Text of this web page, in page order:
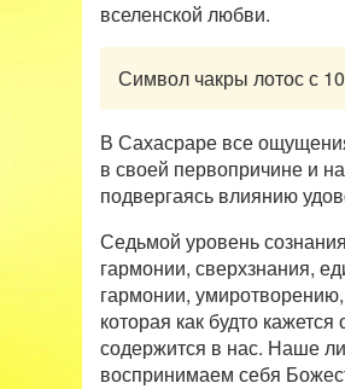
вселенской любви.
Символ чакры лотос с
В Сахасраре все
в своей первопричине и
подвергаясь влиянию
Седьмой уровень
гармонии, сверхзнания,
гармонии,
которая как будто
содержится в нас. Наше
воспринимаем себя